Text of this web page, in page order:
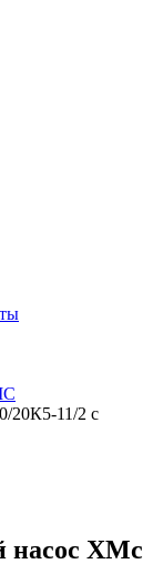
20К5-11/2 с
насос ХМс